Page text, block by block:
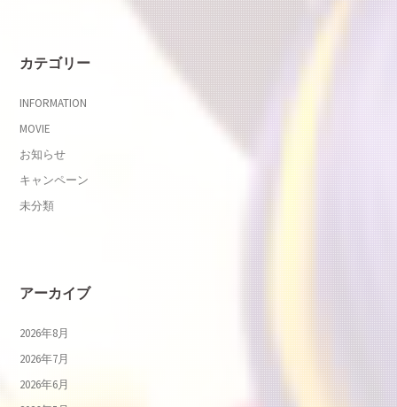
カテゴリー
INFORMATION
MOVIE
お知らせ
キャンペーン
未分類
アーカイブ
2026年8月
2026年7月
2026年6月